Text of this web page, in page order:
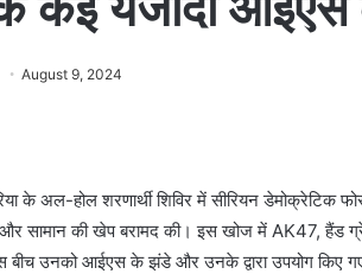
August 9, 2024
के अल-होल शरणार्थी शिविर में सीरियन
और सामान की खेप बरामद की। इस खोज में AK47,
बीच उनको आईएस के झंडे और उनके द्वारा उपयोग किए